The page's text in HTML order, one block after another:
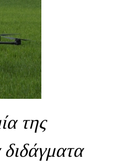
της